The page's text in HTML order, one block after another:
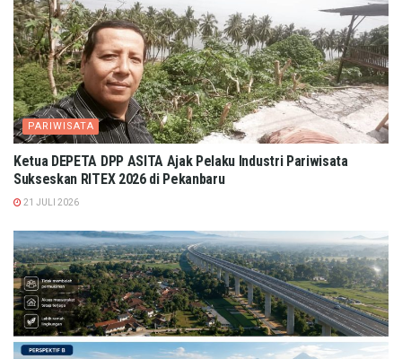
PARIWISATA
Ketua DEPETA DPP ASITA Ajak Pelaku Industri Pariwisata
Sukseskan RITEX 2026 di Pekanbaru
21 JULI 2026